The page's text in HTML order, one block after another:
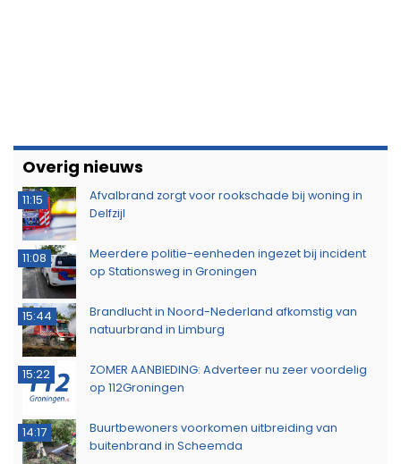
Overig nieuws
11:15
Afvalbrand zorgt voor rookschade bij woning in
Delfzijl
11:08
Meerdere politie-eenheden ingezet bij incident
op Stationsweg in Groningen
15:44
Brandlucht in Noord-Nederland afkomstig van
natuurbrand in Limburg
15:22
ZOMER AANBIEDING: Adverteer nu zeer voordelig
op 112Groningen
14:17
Buurtbewoners voorkomen uitbreiding van
buitenbrand in Scheemda